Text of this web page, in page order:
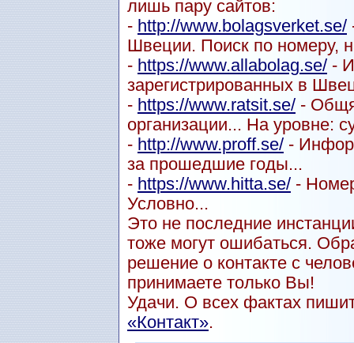
лишь пару сайтов:
- http://www.bolagsverket.se/
Швеции. Поиск по номеру,
- https://www.allabolag.se/ -
зарегистрированных в
- https://www.ratsit.se/ -
организации... На уровне:
- http://www.proff.se/ -
за прошедшие годы...
- https://www.hitta.se/ -
Условно...
Это не последние
тоже могут ошибаться.
решение о контакте с
принимаете только Вы!
Удачи. О всех фактах
«Контакт».